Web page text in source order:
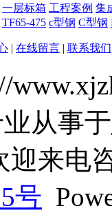
一层标箱 工程案例 集
TF65-475 c型钢 C型钢
| 在线留言 | 联系我们
从事于
迎来电
号